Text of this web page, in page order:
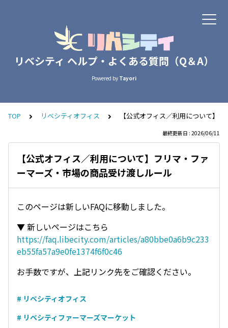
リベシティ ヘルプ・よくある質問（Q＆A）
Powered by Tayori
TOP リベシティオフィス 【公式オフィス／利用について】
最終更新日 : 2026/06/11
【公式オフィス／利用について】フリマ・ファ
ーマーズ・市場の商品受け渡しルール
このページは新しいFAQに移動しました。
▼ 新しいページはこちら
https://faq.libecity.com/articles/a80bbe0a6b9c233
eb55fa57a9e0fe1374f6f0c46
お手数ですが、上記リンク先をご確認ください。
# リベシティオフィス
# リベシティファーマーズマーケット